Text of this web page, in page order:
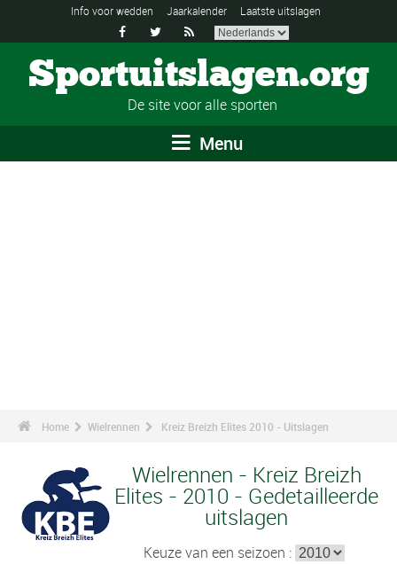
Info voor wedden Jaarkalender Laatste uitslagen
  
Sportuitslagen.org
De site voor alle sporten
Menu
Home Wielrennen Kreiz Breizh Elites 2010 - Uitslagen
Wielrennen - Kreiz Breizh
Elites - 2010 - Gedetailleerde
uitslagen
Keuze van een seizoen :